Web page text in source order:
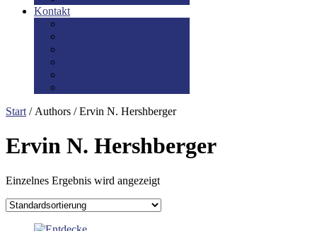
Kontakt
Start / Authors / Ervin N. Hershberger
Ervin N. Hershberger
Einzelnes Ergebnis wird angezeigt